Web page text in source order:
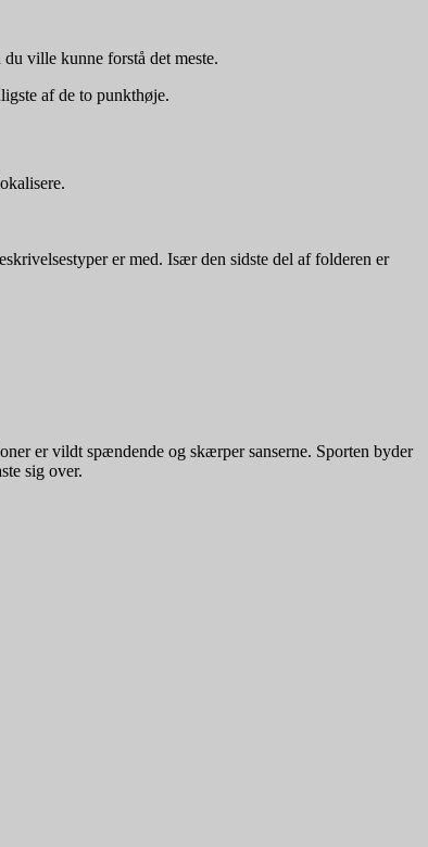
ville kunne forstå det meste.
af de to punkthøje.
er med. Især den sidste del af folderen er
er vildt spændende og skærper sanserne. Sporten byder
sig over.